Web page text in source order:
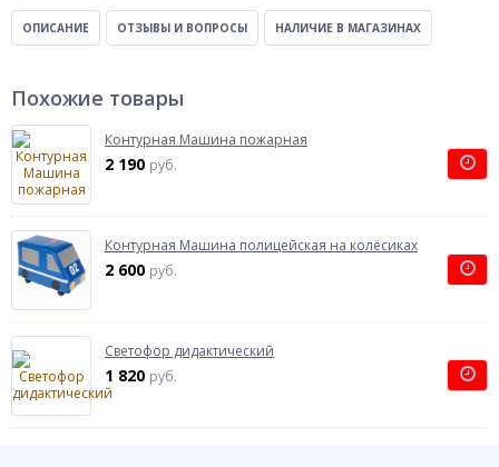
ОПИСАНИЕ ОТЗЫВЫ И ВОПРОСЫ НАЛИЧИЕ В МАГАЗИНАХ
Похожие товары
Контурная Машина пожарная
2 190 руб.
Контурная Машина полицейская на колёсиках
2 600 руб.
Светофор дидактический
1 820 руб.